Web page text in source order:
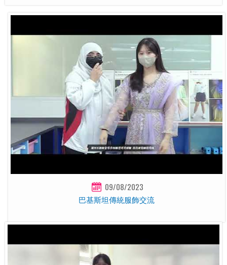
09/08/2023
巴基斯坦傳統服飾交流